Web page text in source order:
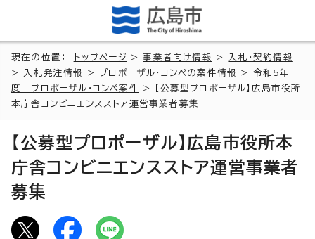
現在の位置： トップページ >事業者向け情報 >
入札・契約情報
>
入札発注情報 > プロポーザル・コンペの案件情報 > 令和5年
度 プロポーザル・コンペ案件
> 【公募型プロポーザル】広島市役所
本庁舎コンビニエンスストア運営事業者募集
【公募型プロポーザル】広島市役所本
庁舎コンビニエンスストア運営事業者
募集